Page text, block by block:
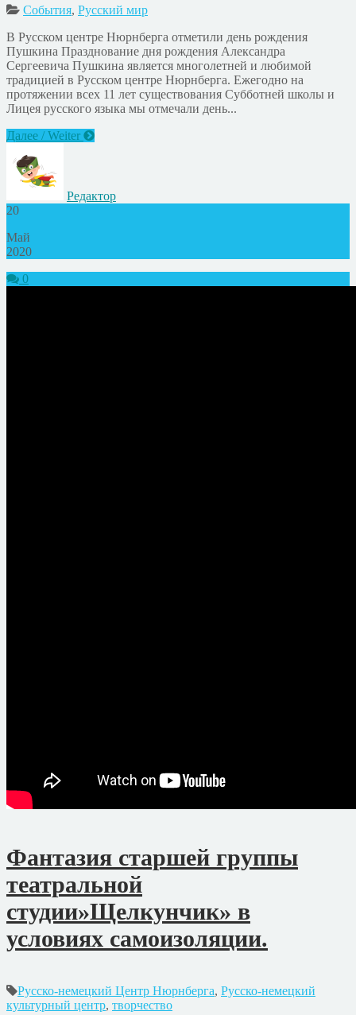
События, Русский мир
В Русском центре Нюрнберга отметили день рождения
Пушкина Празднование дня рождения Александра
Сергеевича Пушкина является многолетней и любимой
традицией в Русском центре Нюрнберга. Ежегодно на
протяжении всех 11 лет существования Субботней школы и
Лицея русского языка мы отмечали день...
Далее / Weiter
Редактор
20
Май
2020
0
Фантазия старшей группы
театральной
студии»Щелкунчик» в
условиях самоизоляции.
Русско-немецкий Центр Нюрнберга, Русско-немецкий
культурный центр, творчество